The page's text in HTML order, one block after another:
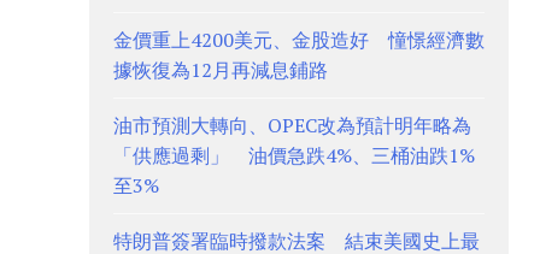
金價重上4200美元、金股造好 憧憬經濟數
據恢復為12月再減息鋪路
油市預測大轉向、OPEC改為預計明年略為
「供應過剩」 油價急跌4%、三桶油跌1%
至3%
特朗普簽署臨時撥款法案 結束美國史上最